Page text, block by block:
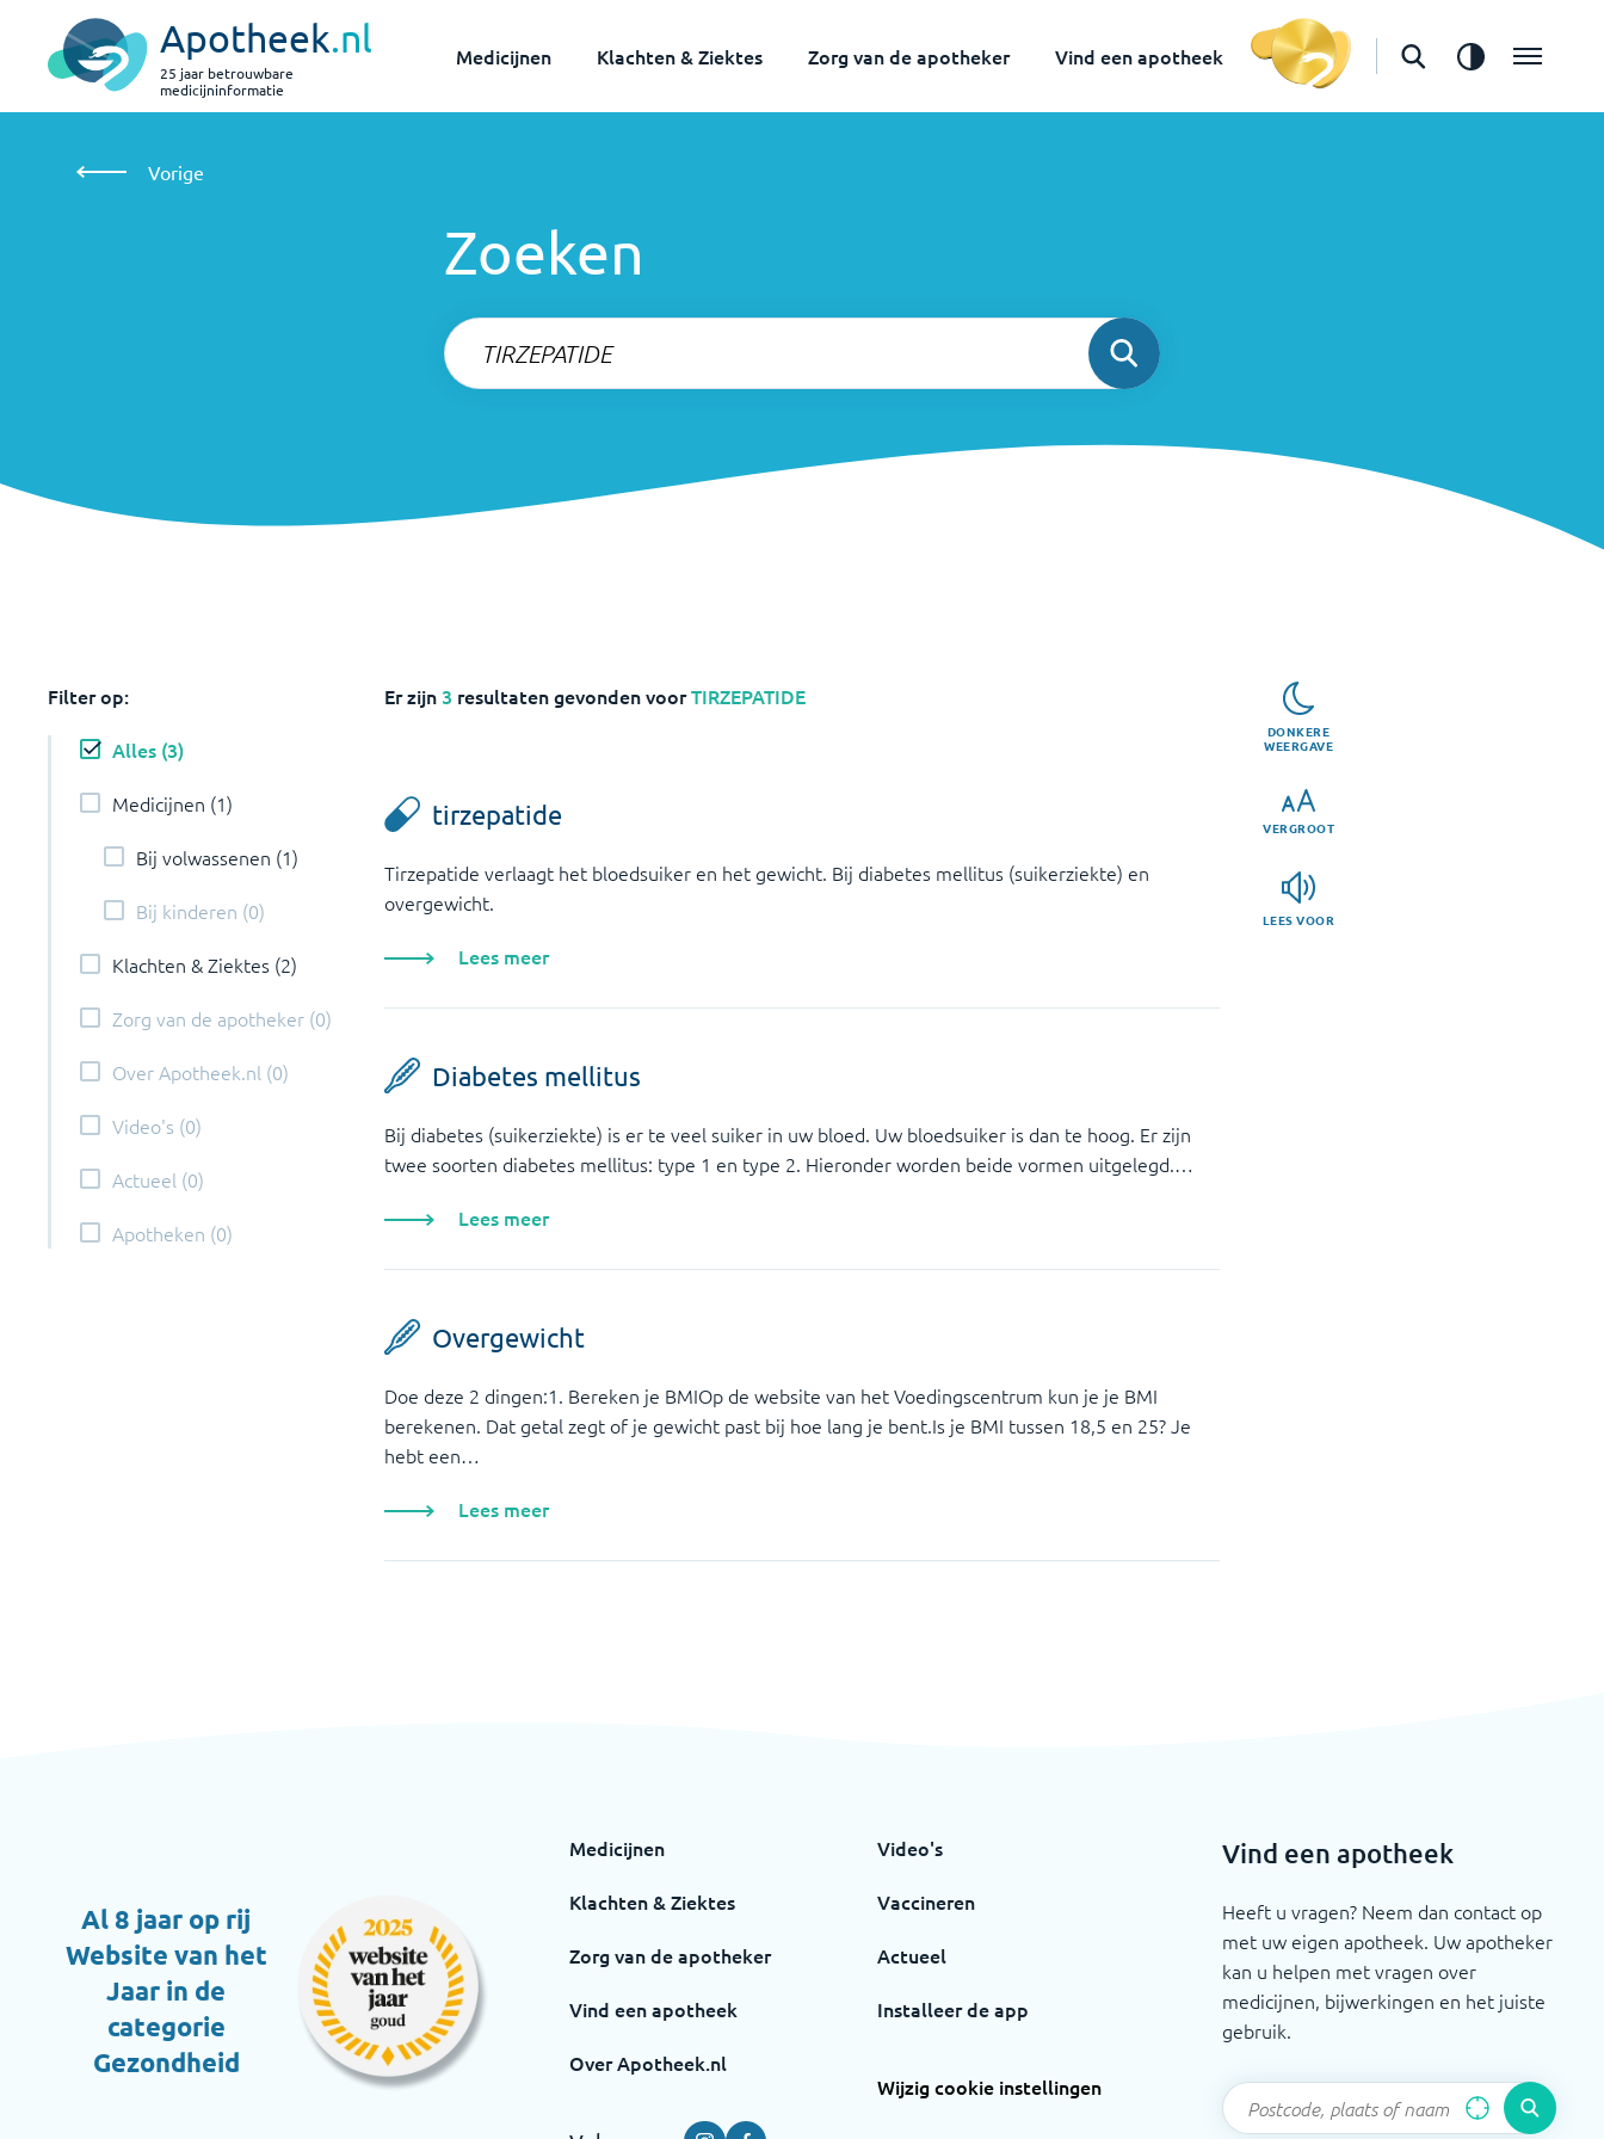
Apotheek.nl
25 jaar betrouwbare
medicijninformatie
Medicijnen Klachten & Ziektes Zorg van de apotheker Vind een apotheek
Vorige
Zoeken Vorige
Zoeken
Filter op:
Alles (3)
Medicijnen (1)
Bij volwassenen (1)
Bij kinderen (0)
Klachten & Ziektes (2)
Zorg van de apotheker (0)
Over Apotheek.nl (0)
Video's (0)
Actueel (0)
Apotheken (0)
DONKERE
WEERGAVE
VERGROOT
LEES VOOR
Er zijn3 resultaten gevonden voorTIRZEPATIDE
tirzepatide
Tirzepatide verlaagt het bloedsuiker en het gewicht. Bij diabetes mellitus (suikerziekte) en
overgewicht.
Lees meer
Diabetes mellitus
Bij diabetes (suikerziekte) is er te veel suiker in uw bloed. Uw bloedsuiker is dan te hoog. Er zijn
twee soorten diabetes mellitus: type 1 en type 2. Hieronder worden beide vormen uitgelegd.…
Lees meer
Overgewicht
Doe deze 2 dingen:1. Bereken je BMIOp de website van het Voedingscentrum kun je je BMI
berekenen. Dat getal zegt of je gewicht past bij hoe lang je bent.Is je BMI tussen 18,5 en 25? Je
hebt een…
Lees meer
Al 8 jaar op rij
Website van het
Jaar in de
categorie
Gezondheid
Medicijnen
Klachten & Ziektes
Zorg van de apotheker
Vind een apotheek
Over Apotheek.nl
Video's
Vaccineren
Actueel
Installeer de app
Wijzig cookie instellingen
Vind een apotheek
Heeft u vragen? Neem dan contact op
met uw eigen apotheek. Uw apotheker
kan u helpen met vragen over
medicijnen, bijwerkingen en het juiste
gebruik.